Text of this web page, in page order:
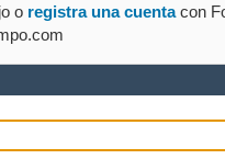
o registra una cuentacon